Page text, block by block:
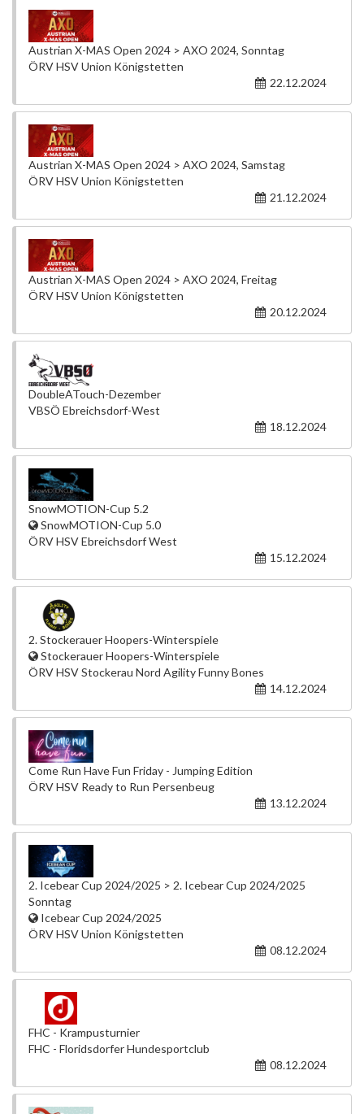
Austrian X-MAS Open 2024 > AXO 2024, Sonntag
ÖRV HSV Union Königstetten
22.12.2024
Austrian X-MAS Open 2024 > AXO 2024, Samstag
ÖRV HSV Union Königstetten
21.12.2024
Austrian X-MAS Open 2024 > AXO 2024, Freitag
ÖRV HSV Union Königstetten
20.12.2024
DoubleATouch-Dezember
VBSÖ Ebreichsdorf-West
18.12.2024
SnowMOTION-Cup 5.2
SnowMOTION-Cup 5.0
ÖRV HSV Ebreichsdorf West
15.12.2024
2. Stockerauer Hoopers-Winterspiele
Stockerauer Hoopers-Winterspiele
ÖRV HSV Stockerau Nord Agility Funny Bones
14.12.2024
Come Run Have Fun Friday - Jumping Edition
ÖRV HSV Ready to Run Persenbeug
13.12.2024
2. Icebear Cup 2024/2025 > 2. Icebear Cup 2024/2025
Sonntag
Icebear Cup 2024/2025
ÖRV HSV Union Königstetten
08.12.2024
FHC - Krampusturnier
FHC - Floridsdorfer Hundesportclub
08.12.2024